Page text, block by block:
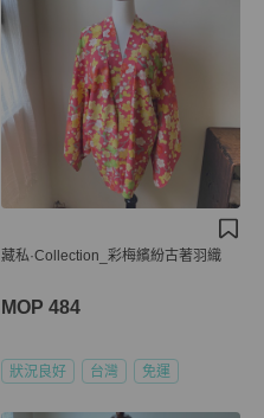
藏私·Collection_彩梅繽紛古著羽織
MOP 484
狀況良好 台灣 免運